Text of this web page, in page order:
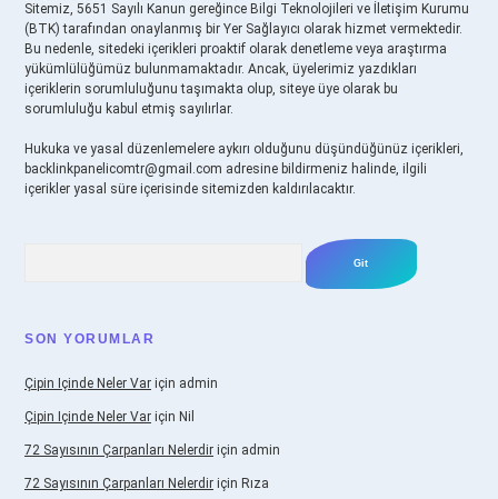
Sitemiz, 5651 Sayılı Kanun gereğince Bilgi Teknolojileri ve İletişim Kurumu
(BTK) tarafından onaylanmış bir Yer Sağlayıcı olarak hizmet vermektedir.
Bu nedenle, sitedeki içerikleri proaktif olarak denetleme veya araştırma
yükümlülüğümüz bulunmamaktadır. Ancak, üyelerimiz yazdıkları
içeriklerin sorumluluğunu taşımakta olup, siteye üye olarak bu
sorumluluğu kabul etmiş sayılırlar.
Hukuka ve yasal düzenlemelere aykırı olduğunu düşündüğünüz içerikleri,
backlinkpanelicomtr@gmail.com adresine bildirmeniz halinde, ilgili
içerikler yasal süre içerisinde sitemizden kaldırılacaktır.
SON YORUMLAR
Çipin Içinde Neler Var için admin
Çipin Içinde Neler Var için Nil
72 Sayısının Çarpanları Nelerdir için admin
72 Sayısının Çarpanları Nelerdir için Rıza